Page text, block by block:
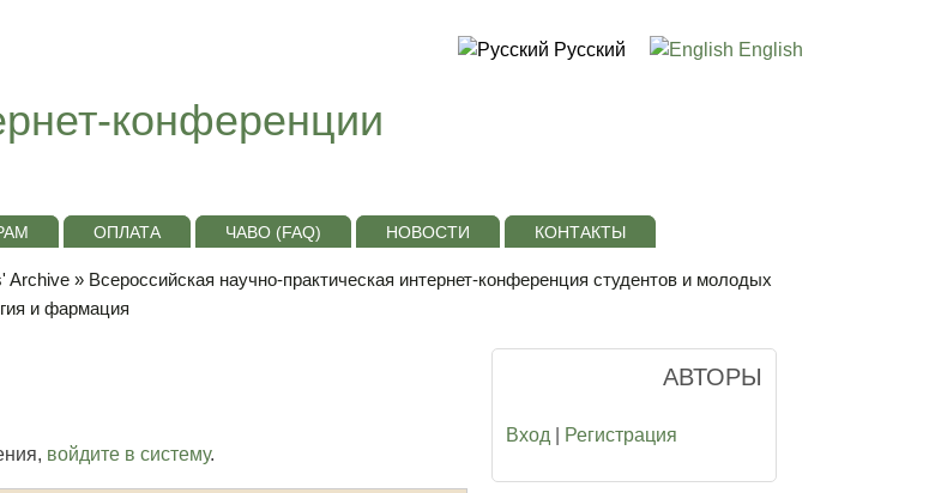
конференции
Русский English
ОПЛАТА ЧАВО (FAQ) НОВОСТИ КОНТАКТЫ
Archive » Всероссийская научно-практическая интернет-конференция студентов и молодых
и фармация
войдите в систему.
АВТОРЫ
Вход Регистрация